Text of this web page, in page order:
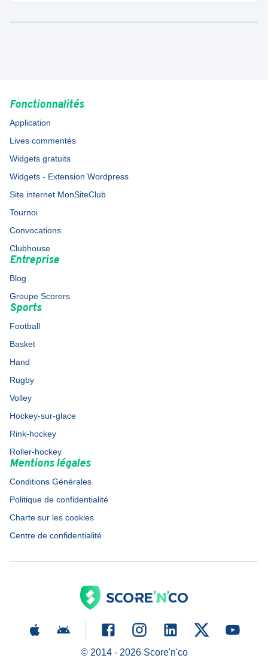
Fonctionnalités
Application
Lives commentés
Widgets gratuits
Widgets - Extension Wordpress
Site internet MonSiteClub
Tournoi
Convocations
Clubhouse
Entreprise
Blog
Groupe Scorers
Sports
Football
Basket
Hand
Rugby
Volley
Hockey-sur-glace
Rink-hockey
Roller-hockey
Mentions légales
Conditions Générales
Politique de confidentialité
Charte sur les cookies
Centre de confidentialité
© 2014 - 2026Score'n'co